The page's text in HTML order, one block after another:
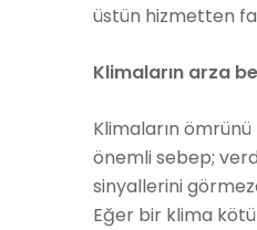
üstün hizmetten
Klimaların arza
Klimaların ömrünü
önemli sebep;
sinyallerini
Eğer bir klima